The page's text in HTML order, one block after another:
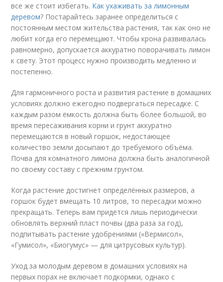
все же стоит избегать. Как ухаживать за лимонным
деревом? Постарайтесь заранее определиться с
постоянным местом жительства растения, так как оно не
любит когда его перемещают. Чтобы крона развивалась
равномерно, допускается аккуратно поворачивать лимон
к свету. Этот процесс нужно производить медленно и
постепенно.
Для гармоничного роста и развития растение в домашних
условиях должно ежегодно подвергаться пересадке. С
каждым разом ёмкость должна быть более большой, во
время пересаживания корни и грунт аккуратно
перемещаются в новый горшок, недостающее
количество земли досыпают до требуемого объёма.
Почва для комнатного лимона должна быть аналогичной
по своему составу с прежним грунтом.
Когда растение достигнет определённых размеров, а
горшок будет вмещать 10 литров, то пересадки можно
прекращать. Теперь вам придётся лишь периодически
обновлять верхний пласт почвы (два раза за год),
подпитывать растение удобрениями («Вермисол»,
«Гумисол», «Биогумус» — для цитрусовых культур).
Уход за молодым деревом в домашних условиях на
первых порах не включает подкормки, однако с